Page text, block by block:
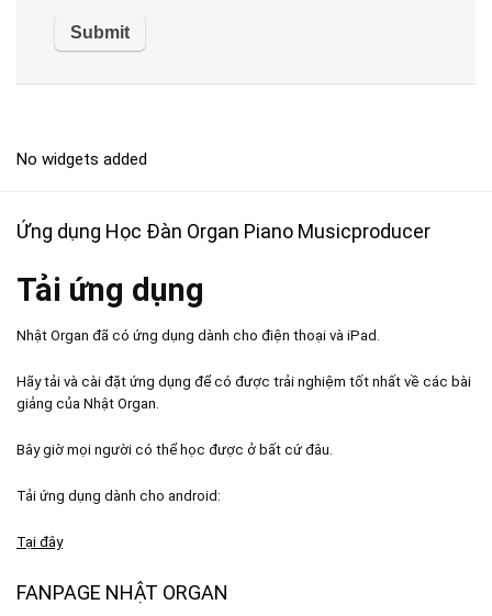
No widgets added
Ứng dụng Học Đàn Organ Piano Musicproducer
Tải ứng dụng
Nhật Organ đã có ứng dụng dành cho điện thoại và iPad.
Hãy tải và cài đặt ứng dụng để có được trải nghiệm tốt nhất về các bài
giảng của Nhật Organ.
Bây giờ mọi người có thể học được ở bất cứ đâu.
Tải ứng dụng dành cho android:
Tại đây
FANPAGE NHẬT ORGAN